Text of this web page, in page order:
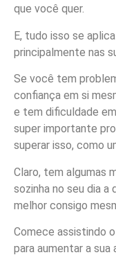
que você quer.
E, tudo isso se
principalmente nas
Se você tem
confiança em si
e tem dificuldade
super importante
superar isso, como
Claro, tem algumas
sozinha no seu dia a
melhor consigo
Comece assistindo
para aumentar a